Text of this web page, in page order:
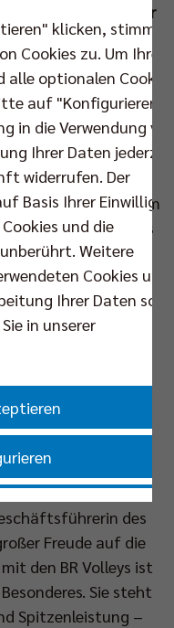
Marke Nissan in der
bleibt das
sieben Standorten
Rekordmeisters.
Wegener setzen
Mobilitätspartner
nach dem
und wird bis
BR Volleys
im Sommer
Firma das
und
Spieler und
und
Nissan-Flotte vor
zu einer
Partnerschaft
des
Freude auf die
den BR Volleys ist
Sie steht
Spitzenleistung –
klicken, stimmen
Cookies zu. Um Ihre
alle optionalen Cookies
auf "Konfigurieren".
in die Verwendung
Ihrer Daten
widerrufen. Der
Basis Ihrer
und die
Weitere
Cookies und
Ihrer Daten
in unserer
akzeptieren